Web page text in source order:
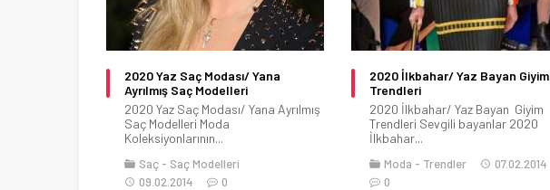
2020 Yaz Saç Modası/ Yana
Ayrılmış Saç Modelleri
2020 Yaz Saç Modası/ Yana Ayrılmış
Saç Modelleri Moda
Koleksiyonlarının...
Saç
Saç Modelleri
09.02.2014
0
2020 İlkbahar/ Yaz Bayan Giyim
Trendleri
2020 İlkbahar/ Yaz Bayan Giyim
Trendleri Sevgili bayanlar 2020
İlkbahar...
Moda Trendler
07.02.2014
0